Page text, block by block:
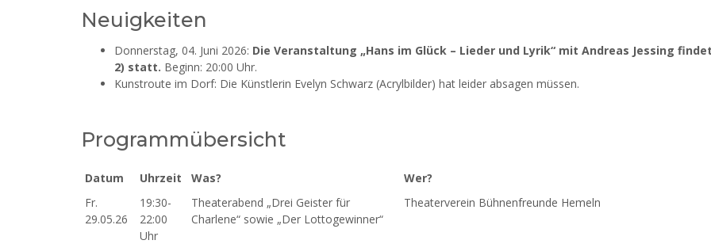
Neuigkeiten
Donnerstag, 04. Juni 2026: Die Veranstaltung „Hans im Glück – Lieder und Lyrik“ mit Andreas Jessing
2) statt. Beginn: 20:00 Uhr.
Kunstroute im Dorf: Die Künstlerin Evelyn Schwarz (Acrylbilder) hat leider absagen müssen.
Programmübersicht
Datum Uhrzeit Was?
Wer?
Datum
Uhrzeit Was? Wer?
Fr.
29.05.26
19:30-
22:00
Uhr
Theaterabend „Drei Geister für
Charlene“ sowie „Der Lottogewinner“
Theaterverein Bühnenfreunde Hemeln